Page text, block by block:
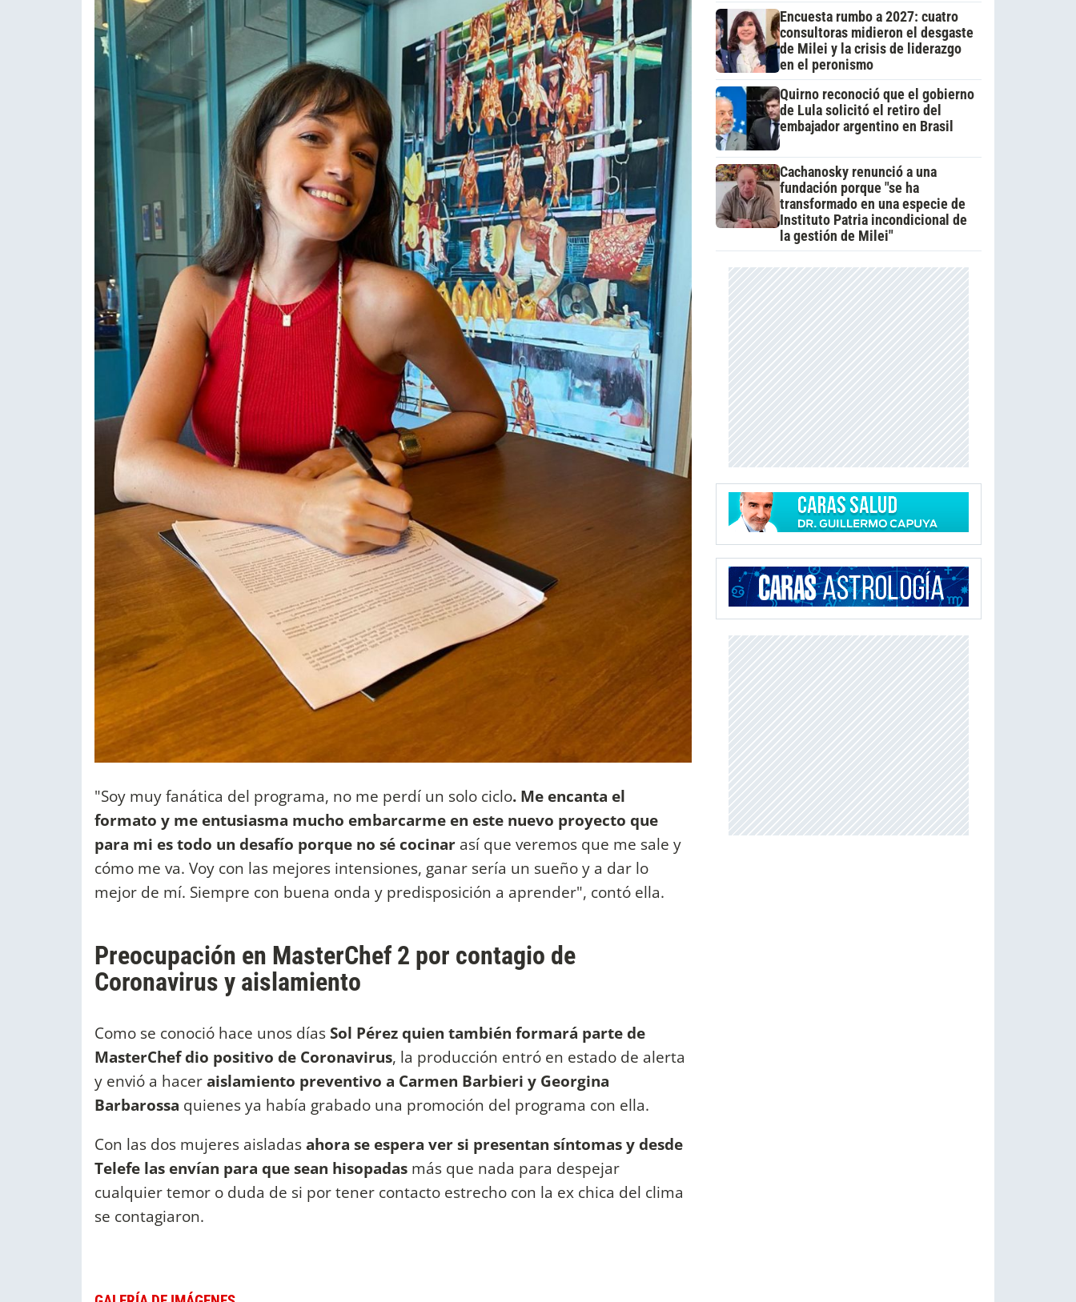
"Soy muy fanática del programa, no me perdí un solo ciclo. Me encanta el
formato y me entusiasma mucho embarcarme en este nuevo proyecto que
para mi es todo un desafío porque no sé cocinar así que veremos que me sale y
cómo me va. Voy con las mejores intensiones, ganar sería un sueño y a dar lo
mejor de mí. Siempre con buena onda y predisposición a aprender", contó ella.
Preocupación en MasterChef 2 por contagio de
Coronavirus y aislamiento
Como se conoció hace unos díasSol Pérez quien también formará parte de
MasterChef dio positivo de Coronavirus, la producción entró en estado de alerta
y envió a haceraislamiento preventivo a Carmen Barbieri y Georgina
Barbarossa quienes ya había grabado una promoción del programa con ella.
Con las dos mujeres aisladasahora se espera ver si presentan síntomas y desde
Telefe las envían para que sean hisopadas más que nada para despejar
cualquier temor o duda de si por tener contacto estrecho con la ex chica del clima
se contagiaron.
Encuesta rumbo a 2027: cuatro
consultoras midieron el desgaste
de Milei y la crisis de liderazgo
en el peronismo
Quirno reconoció que el gobierno
de Lula solicitó el retiro del
embajador argentino en Brasil
Cachanosky renunció a una
fundación porque "se ha
transformado en una especie de
Instituto Patria incondicional de
la gestión de Milei"